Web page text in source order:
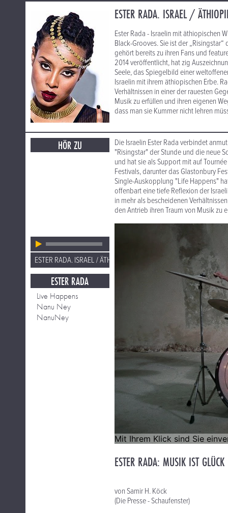
ESTER RADA. ISRAEL /
Ester Rada - Israelin mit äthiopischen
Black-Grooves. Sie ist der
gehört bereits zu ihren Fans und
2014 veröffentlicht, hat zig
Seele, das Spiegelbild einer
Israelin mit ihrem äthiopischen Erbe.
Verhältnissen in einer der rauesten
Musik zu erfüllen und ihren eigenen
dass man sie Kummer nicht lehren
HÖR ZU
ESTER RADA. ISRAEL / ÄTHIOPIEN
ESTER RADA
Live Happens
Nanu Ney
NanuNey
Die Israelin Ester Rada verbindet
"Risingstar" der Stunde und die neue
und hat sie als Support mit auf
Festivals, darunter das Glastonbury
Single-Auskopplung "Life Happens"
offenbart eine tiefe Reflexion der
in mehr als bescheidenen
den Antrieb ihren Traum von Musik zu
ESTER RADA: MUSIK IST
von Samir H. Köck
(Die Presse - Schaufenster)